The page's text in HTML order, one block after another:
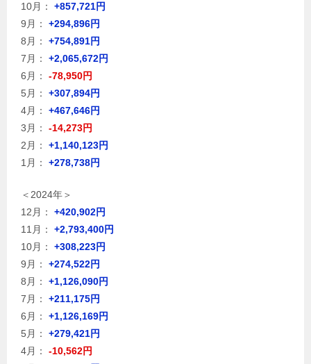
10月：
+857,721円
9月：
+294,896円
8月：
+754,891円
7月：
+2,065,672円
6月：
-78,950円
5月：
+307,894円
4月：
+467,646円
3月：
-14,273円
2月：
+1,140,123円
1月：
+278,738円
＜2024年＞
12月：
+420,902円
11月：
+2,793,400円
10月：
+308,223円
9月：
+274,522円
8月：
+1,126,090円
7月：
+211,175円
6月：
+1,126,169円
5月：
+279,421円
4月：
-10,562円